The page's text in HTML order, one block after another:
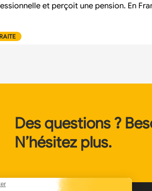
et perçoit une pension. En
Des questions ?
N’hésitez plus.